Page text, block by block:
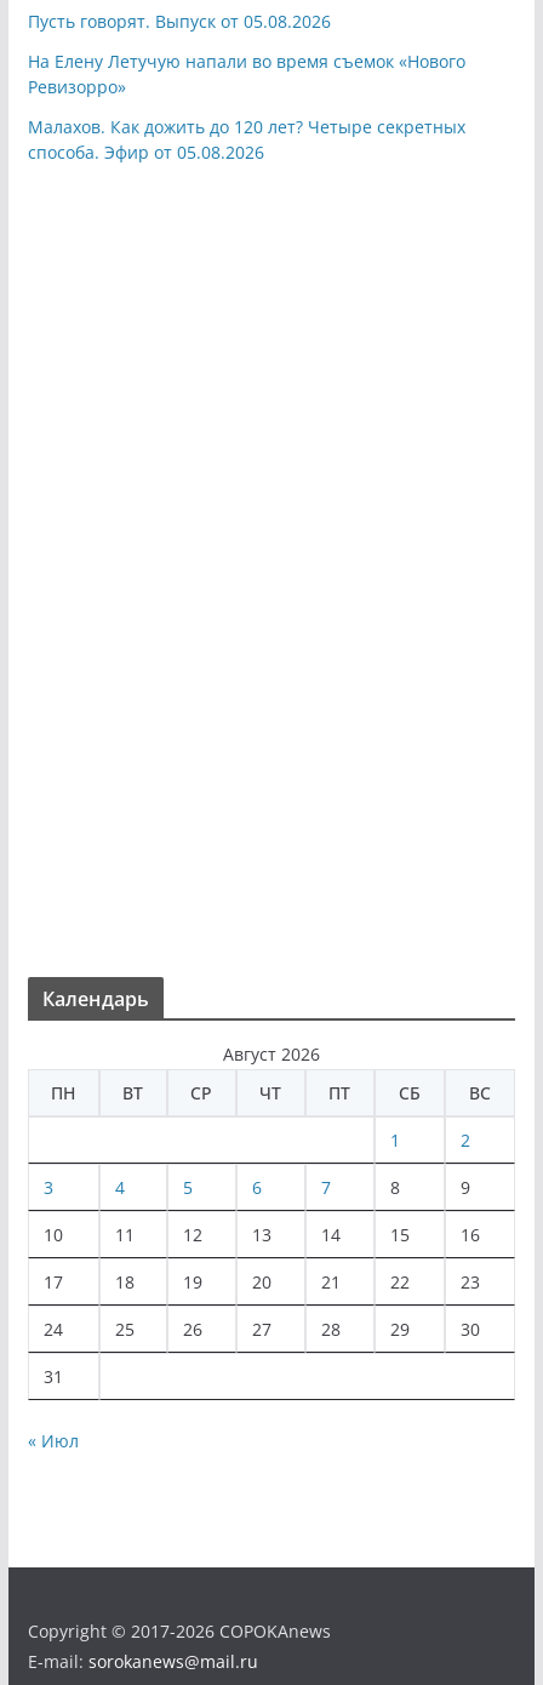
Пусть говорят. Выпуск от 05.08.2026
На Елену Летучую напали во время съемок «Нового
Ревизорро»
Малахов. Как дожить до 120 лет? Четыре секретных
способа. Эфир от 05.08.2026
Календарь
Август 2026
ПН
ВТ СР ЧТ ПТ СБ ВС
1 2
3 4 5 6 7 8 9
10 11 12 13 14 15 16
17 18 19 20 21 22 23
24 25 26 27 28 29 30
31
« Июл
Copyright © 2017-2026 COPOKAnews
E-mail: sorokanews@mail.ru